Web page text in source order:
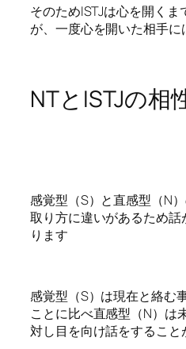
そのためISTJは心を開く
が、一度心を開いた相手に
NTとISTJの相
感覚型（S）と直感型（N
取り方に違いがあるため
ります
感覚型（S）は現在と絡む
ことに比べ直感型（N）は
対し目を向け話をすること